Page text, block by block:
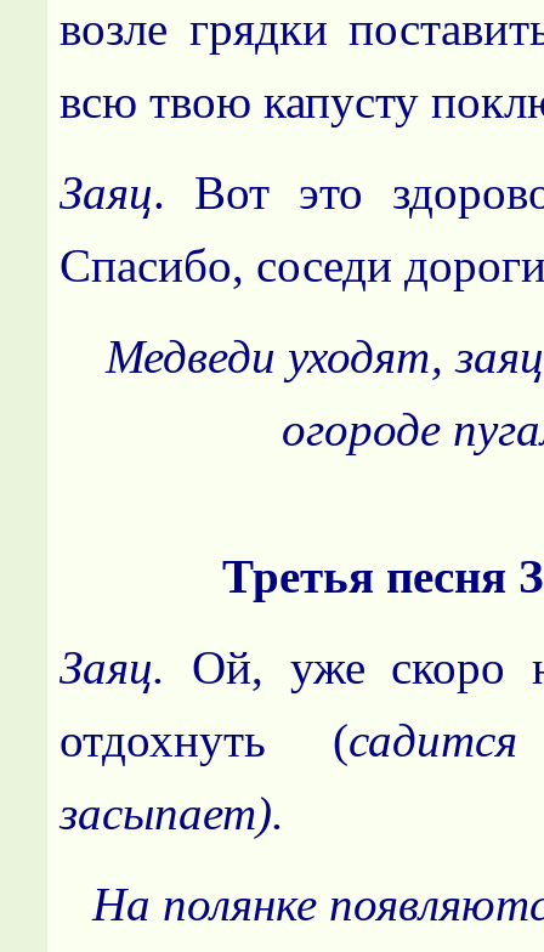
возле грядки
всю твою капусту
Заяц. Вот это
Спасибо, соседи
Медведи уходят,
огороде
Третья песня
Заяц. Ой, уже скоро
отдохнуть (
засыпает).
На полянке